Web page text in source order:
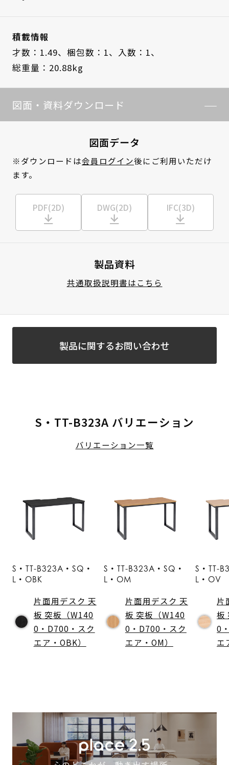
積載情報
才数：1.49、 梱包数：1、 入数：1、
総重量：20.88kg
図面・資料ダウンロード
図面データ
※ダウンロードは会員ログイン後にご利用いただけ
ます。
PDF(2D) DWG(2D) IFC(3D)
製品資料
共通取扱説明書はこちら
製品に関するお問い合わせ
S・TT-B323A バリエーション
バリエーション一覧
S・TT-B323A・SQ・
L・OBK
片面用デスク 天
板 突板（W140
0・D700・スク
エア・OBK）
S・TT-B323A・SQ・
L・OM
片面用デスク 天
板 突板（W140
0・D700・スク
エア・OM）
S・TT-
L・OV
片
板
0
エ